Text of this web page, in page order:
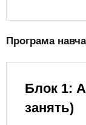
Програма
Блок 1:
занять)